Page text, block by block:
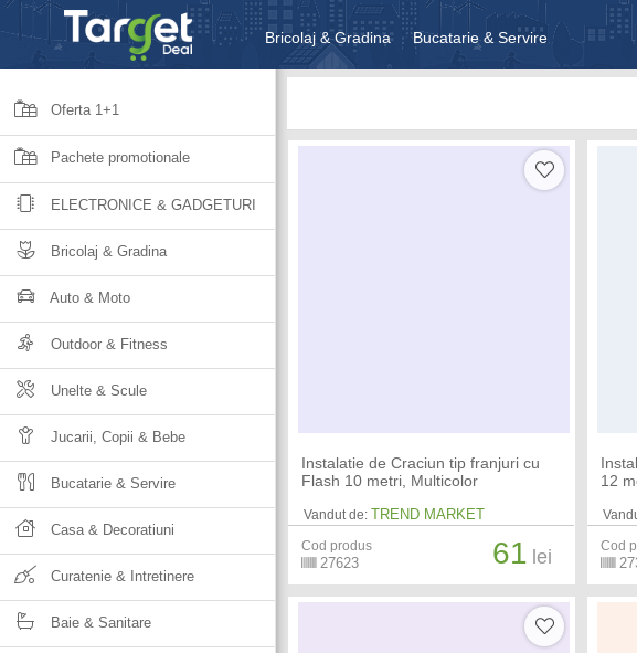
Bricolaj & Gradina Bucatarie & Servire
Unelte & Scule Jucarii, Copii & Bebe
Oferta 1+1
Pachete promotionale
ELECTRONICE & GADGETURI
Bricolaj & Gradina
Auto & Moto
Outdoor & Fitness
Unelte & Scule
Jucarii, Copii & Bebe
Bucatarie & Servire
Casa & Decoratiuni
Curatenie & Intretinere
Baie & Sanitare
Instalatie de Craciun tip franjuri cu
Flash 10 metri, Multicolor
Vandut de: TREND MARKET
Cod produs
27623 61 lei
12
Cod